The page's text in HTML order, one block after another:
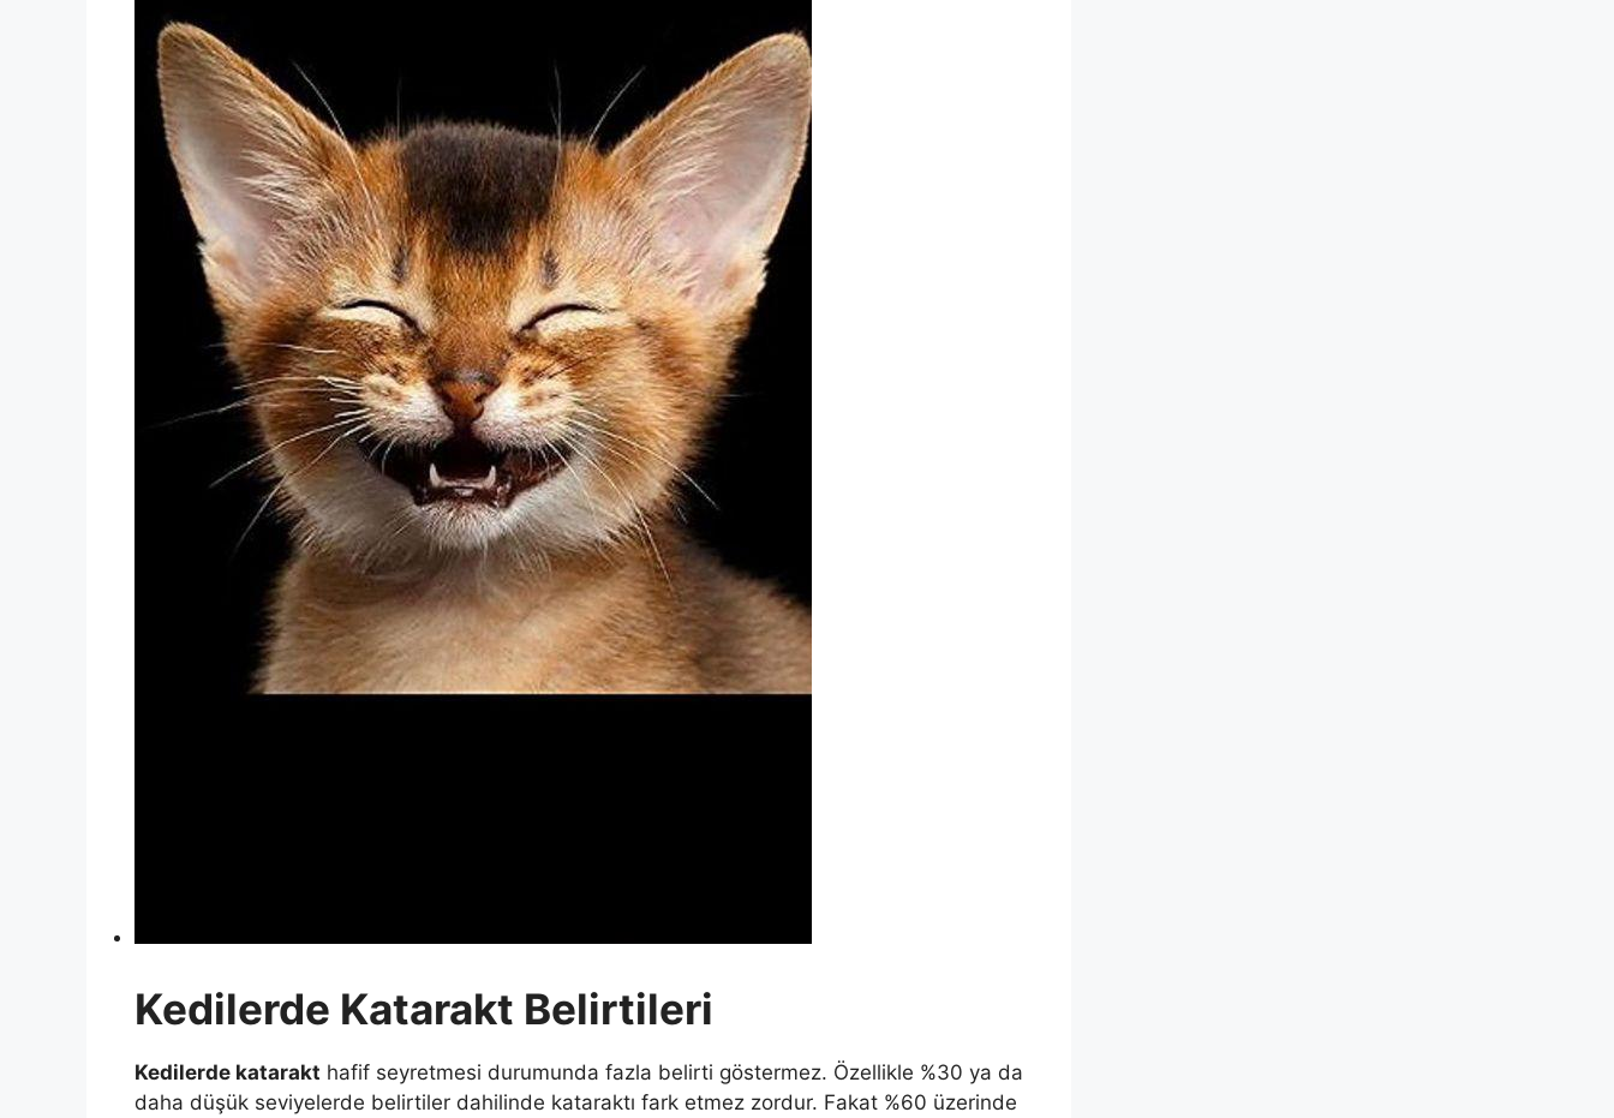
Kedilerde Katarakt Belirtileri
Kedilerde katarakt hafif seyretmesi durumunda fazla belirti göstermez. Özellikle %30 ya da
daha düşük seviyelerde belirtiler dahilinde kataraktı fark etmez zordur. Fakat %60 üzerinde